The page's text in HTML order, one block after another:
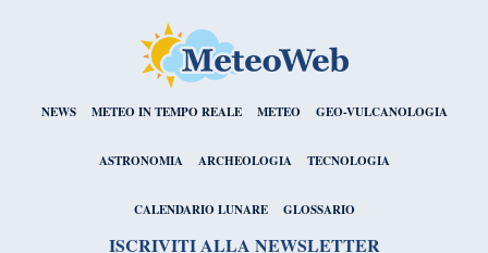
NEWS METEO IN TEMPO REALE METEO GEO-VULCANOLOGIA
ASTRONOMIA ARCHEOLOGIA TECNOLOGIA
CALENDARIO LUNARE GLOSSARIO
ISCRIVITI ALLA NEWSLETTER